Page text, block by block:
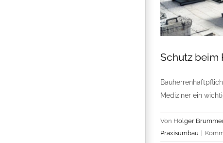
Schutz beim
Mediziner ein
Von Holger
Praxisumbau